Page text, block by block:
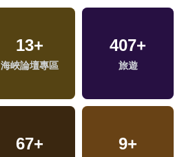
13+
海峽論壇專區
407+
旅遊
67+ 9+
685+
綜合
4+
兩岸佛教文化交流專
11+ 71+